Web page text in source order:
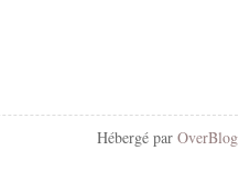
Hébergé par OverBlog